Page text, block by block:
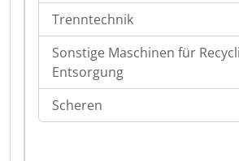
Trenntechnik
Sonstige Maschinen für
Entsorgung
Scheren